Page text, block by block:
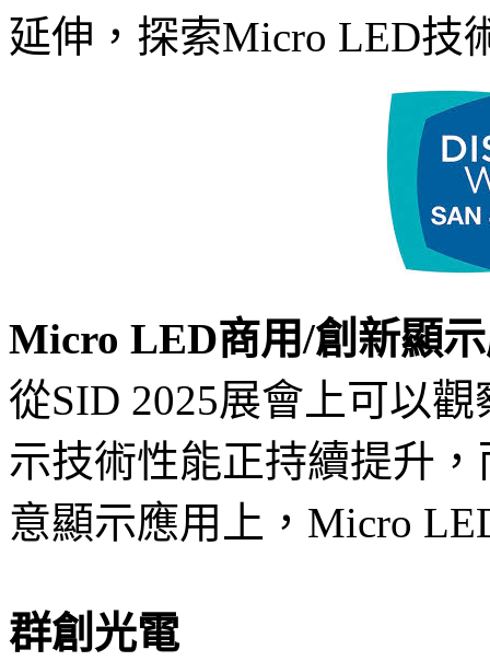
延伸，探索Micro LED技
Micro LED商用/創新顯
從SID 2025展會上可以
示技術性能正持續提升
意顯示應用上，Micro
群創光電